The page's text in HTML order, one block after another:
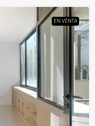
EN VENTA